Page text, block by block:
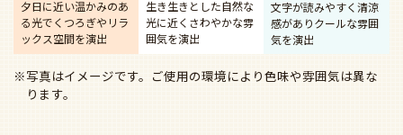
夕日に近い温かみのあ
る光でくつろぎやリラ
ックス空間を演出
生き生きとした自然な
光に近く さわやかな雰
囲気を演出
文字が読みやすく清涼
感がありクールな雰囲
気を演出
※写真はイメージです。ご使用の環境により色味や雰囲気は異な
ります。